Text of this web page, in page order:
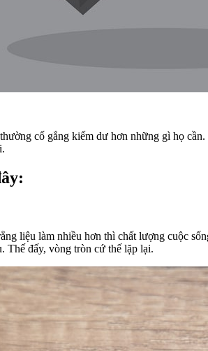
thường cố gắng kiếm dư hơn những gì họ
liệu làm nhiều hơn thì chất lượng cuộc
Thế đấy, vòng tròn cứ thế lặp lại.